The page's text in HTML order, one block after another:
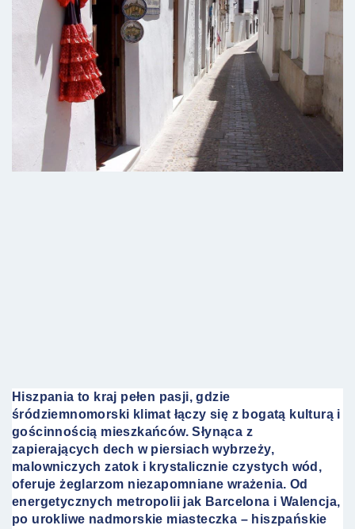
Hiszpania to kraj pełen pasji, gdzie
śródziemnomorski klimat łączy się z bogatą kulturą i
gościnnością mieszkańców. Słynąca z
zapierających dech w piersiach wybrzeży,
malowniczych zatok i krystalicznie czystych wód,
oferuje żeglarzom niezapomniane wrażenia. Od
energetycznych metropolii jak Barcelona i Walencja,
po urokliwe nadmorskie miasteczka – hiszpańskie